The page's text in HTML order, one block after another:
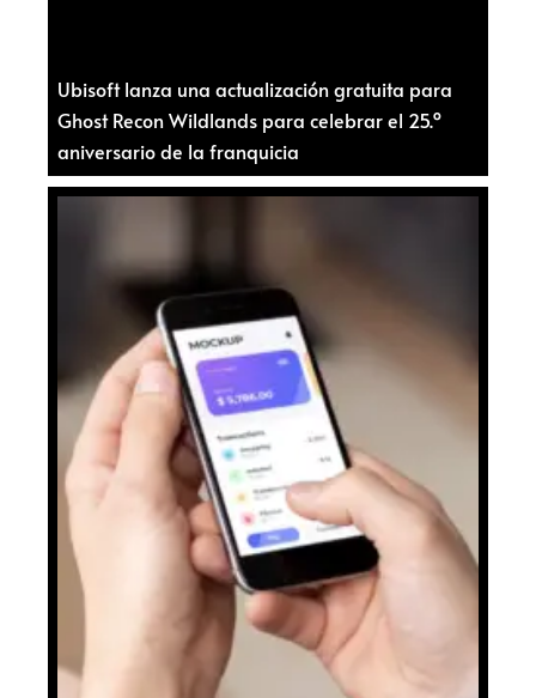
Ubisoft lanza una actualización gratuita para
Ghost Recon Wildlands para celebrar el 25.º
aniversario de la franquicia